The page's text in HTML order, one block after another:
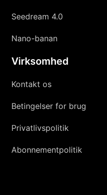
Seedream 4.0
Nano-banan
Virksomhed
Kontakt os
Betingelser for brug
Privatlivspolitik
Abonnementpolitik